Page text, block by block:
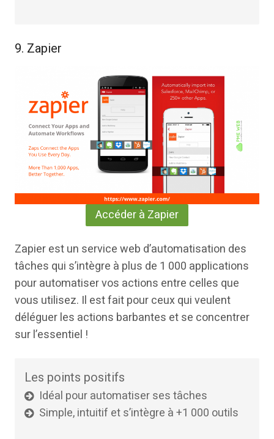
9. Zapier
Accéder à Zapier
Zapier est un service web d’automatisation des
tâches qui s’intègre à plus de 1 000 applications
pour automatiser vos actions entre celles que
vous utilisez. Il est fait pour ceux qui veulent
déléguer les actions barbantes et se concentrer
sur l’essentiel !
Les points positifs
Idéal pour automatiser ses tâches
Simple, intuitif et s’intègre à +1 000 outils